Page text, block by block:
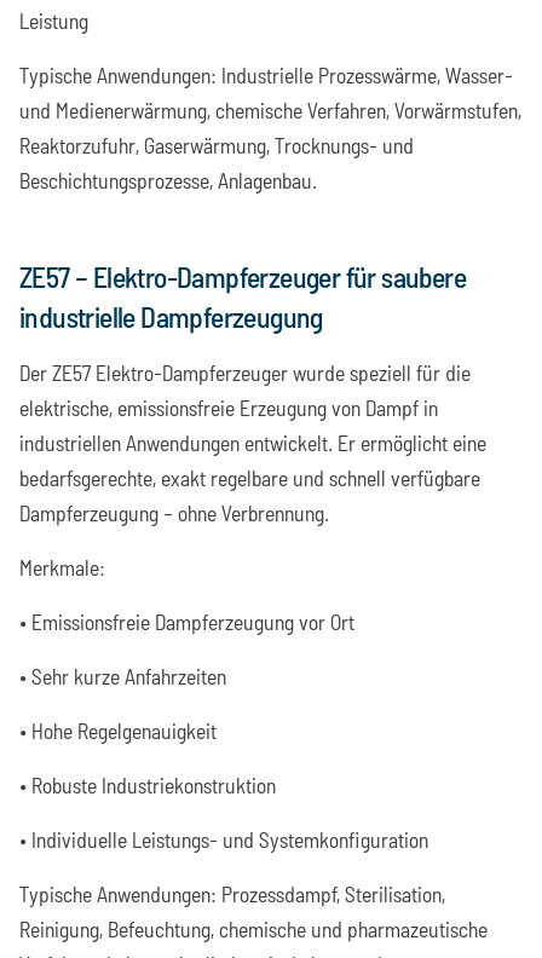
Leistung
Typische Anwendungen: Industrielle Prozesswärme, Wasser-
und Medienerwärmung, chemische Verfahren, Vorwärmstufen,
Reaktorzufuhr, Gaserwärmung, Trocknungs- und
Beschichtungsprozesse, Anlagenbau.
ZE57 – Elektro-Dampferzeuger für saubere
industrielle Dampferzeugung
Der ZE57 Elektro-Dampferzeuger wurde speziell für die
elektrische, emissionsfreie Erzeugung von Dampf in
industriellen Anwendungen entwickelt. Er ermöglicht eine
bedarfsgerechte, exakt regelbare und schnell verfügbare
Dampferzeugung – ohne Verbrennung.
Merkmale:
• Emissionsfreie Dampferzeugung vor Ort
• Sehr kurze Anfahrzeiten
• Hohe Regelgenauigkeit
• Robuste Industriekonstruktion
• Individuelle Leistungs- und Systemkonfiguration
Typische Anwendungen: Prozessdampf, Sterilisation,
Reinigung, Befeuchtung, chemische und pharmazeutische